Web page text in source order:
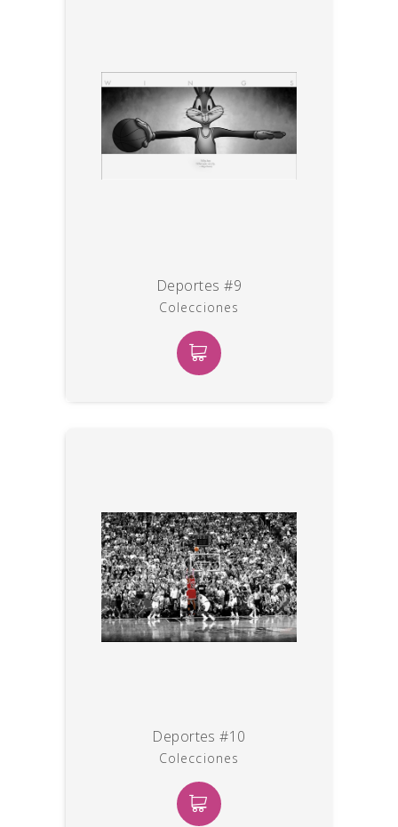
Deportes #9
Colecciones
Deportes #10
Colecciones